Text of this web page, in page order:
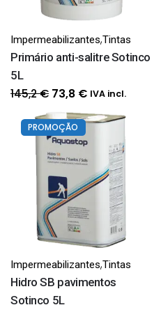
Impermeabilizantes,Tintas
Primário anti-salitre Sotinco
5L
145,2€ O
preço
original
era:
145,2 €.
73,8 €O
atual
é:
73,8 €.
IVA incl.
PROMOÇÃO
Impermeabilizantes,Tintas
Hidro SB pavimentos
Sotinco 5L